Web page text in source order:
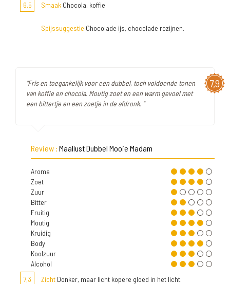
6,5 Smaak Chocola, koffie
Spijssuggestie Chocolade ijs, chocolade rozijnen.
7,9
"Fris en toegankelijk voor een dubbel, toch voldoende tonen
van koffie en chocola. Moutig zoet en een warm gevoel met
een bittertje en een zoetje in de afdronk. "
Review : Maallust Dubbel Mooie Madam
Aroma
Zoet
Zuur
Bitter
Fruitig
Moutig
Kruidig
Body
Koolzuur
Alcohol
7,3
Zicht Donker, maar licht kopere gloed in het licht.